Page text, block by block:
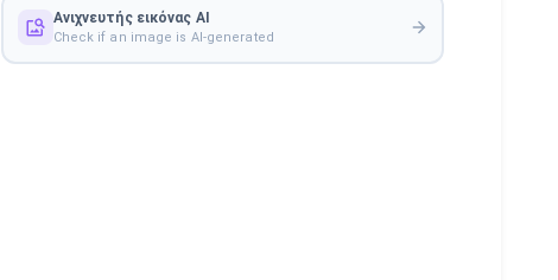
Ανιχνευτής εικόνας AI
Check if an image is AI-generated